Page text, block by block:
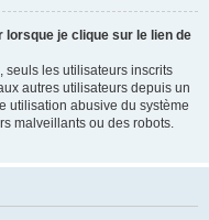
lorsque je clique sur le lien de
seuls les utilisateurs inscrits
autres utilisateurs depuis un
utilisation abusive du système
malveillants ou des robots.